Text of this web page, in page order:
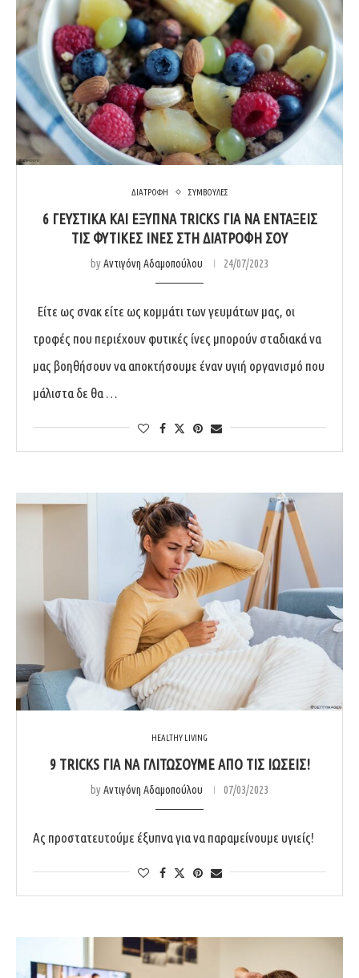
ΔΙΑΤΡΟΦΗ ΣΥΜΒΟΥΛΕΣ
6 ΓΕΥΣΤΙΚΑ ΚΑΙ ΕΞΥΠΝΑ TRICKS ΓΙΑ ΝΑ ΕΝΤΑΞΕΙΣ
ΤΙΣ ΦΥΤΙΚΕΣ ΙΝΕΣ ΣΤΗ ΔΙΑΤΡΟΦΗ ΣΟΥ
byΑντιγόνη Αδαμοπούλου 24/07/2023
Είτε ως σνακ είτε ως κομμάτι των γευμάτων μας, οι
τροφές που περιέχουν φυτικές ίνες μπορούν σταδιακά να
μας βοηθήσουν να αποκτήσουμε έναν υγιή οργανισμό που
μάλιστα δε θα …
HEALTHY LIVING
9 TRICKS ΓΙΑ ΝΑ ΓΛΙΤΩΣΟΥΜΕ ΑΠΟ ΤΙΣ ΙΩΣΕΙΣ!
byΑντιγόνη Αδαμοπούλου 07/03/2023
Ας προστατευτούμε έξυπνα για να παραμείνουμε υγιείς!